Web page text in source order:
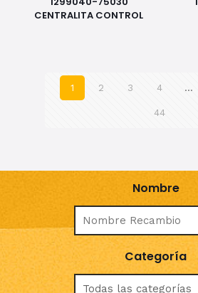
CENTRALITA CONTROL
1 2 3 4 …
44
Nombre
Categoría